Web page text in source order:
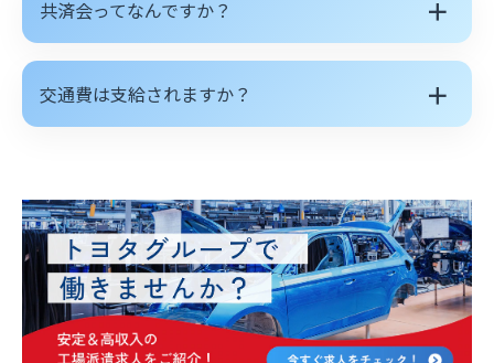
共済会ってなんですか？ ＋
交通費は支給されますか？ ＋